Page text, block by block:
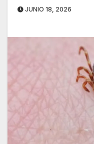
JUNIO 18, 2026